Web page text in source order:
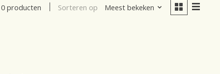
0 producten Sorteren op Meest bekeken